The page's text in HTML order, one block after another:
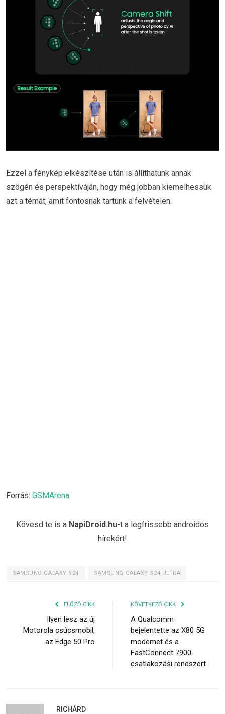
Ezzel a fénykép elkészítése után is állíthatunk annak
szögén és perspektíváján, hogy még jobban kiemelhessük
azt a témát, amit fontosnak tartunk a felvételen.
Forrás: GSMArena
Kövesd te is a NapiDroid.hu-t a legfrissebb androidos
hírekért!
SAMSUNG GALAXY S24 SAMSUNG GALAXY S24 ULTRA
ELŐZŐ CIKK
Ilyen lesz az új
Motorola csúcsmobil,
az Edge 50 Pro
KÖVETKEZŐ CIKK
A Qualcomm
bejelentette az X80 5G
modemet és a
FastConnect 7900
csatlakozási rendszert
RICHÁRD